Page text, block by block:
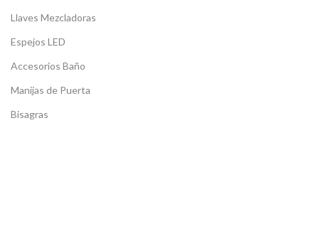
Llaves Mezcladoras
Espejos LED
Accesorios Baño
Manijas de Puerta
Bisagras